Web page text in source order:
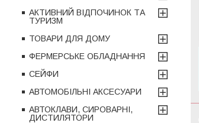
АКТИВНИЙ ВІДПОЧИНОК ТА
ТУРИЗМ
ТОВАРИ ДЛЯ ДОМУ
ФЕРМЕРСЬКЕ ОБЛАДНАННЯ
СЕЙФИ
АВТОМОБІЛЬНІ АКСЕСУАРИ
АВТОКЛАВИ, СИРОВАРНІ,
ДИСТИЛЯТОРИ